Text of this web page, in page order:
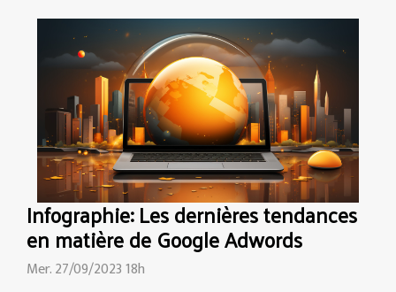
Infographie: Les dernières tendances
en matière de Google Adwords
Mer. 27/09/2023 18h